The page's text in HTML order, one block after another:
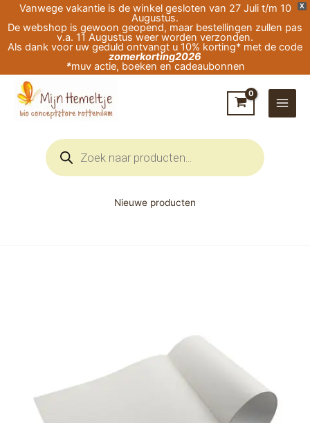
X
Vanwege vakantie is de winkel gesloten van 27 Juli t/m 10
Augustus.
De webshop is gewoon geopend, maar bestellingen zullen pas
v.a. 11 Augustus weer worden verzonden.
Als dank voor uw geduld ontvangt u 10% korting* met de code
zomerkorting2026
*muv actie, boeken en cadeaubonnen
naar
de
Producten
zoeken
Nieuwe producten
aantal